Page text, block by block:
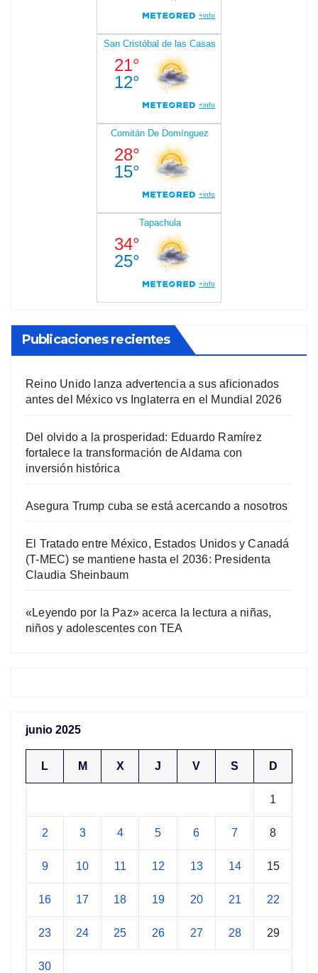
Publicaciones recientes
Reino Unido lanza advertencia a sus aficionados
antes del México vs Inglaterra en el Mundial 2026
Del olvido a la prosperidad: Eduardo Ramírez
fortalece la transformación de Aldama con
inversión histórica
Asegura Trump cuba se está acercando a nosotros
El Tratado entre México, Estados Unidos y Canadá
(T-MEC) se mantiene hasta el 2036: Presidenta
Claudia Sheinbaum
«Leyendo por la Paz» acerca la lectura a niñas,
niños y adolescentes con TEA
junio 2025
L M X J V S D
1
2 3 4 5 6 7 8
9 10 11 12 13 14 15
16 17 18 19 20 21 22
23 24 25 26 27 28 29
30